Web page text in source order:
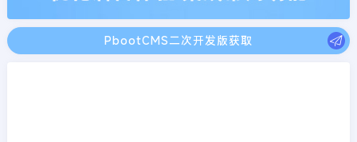
PbootCMS二次开发版获取